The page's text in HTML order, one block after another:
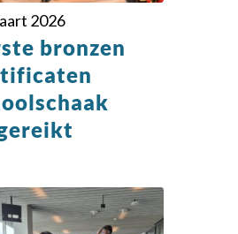
2026
bronzen